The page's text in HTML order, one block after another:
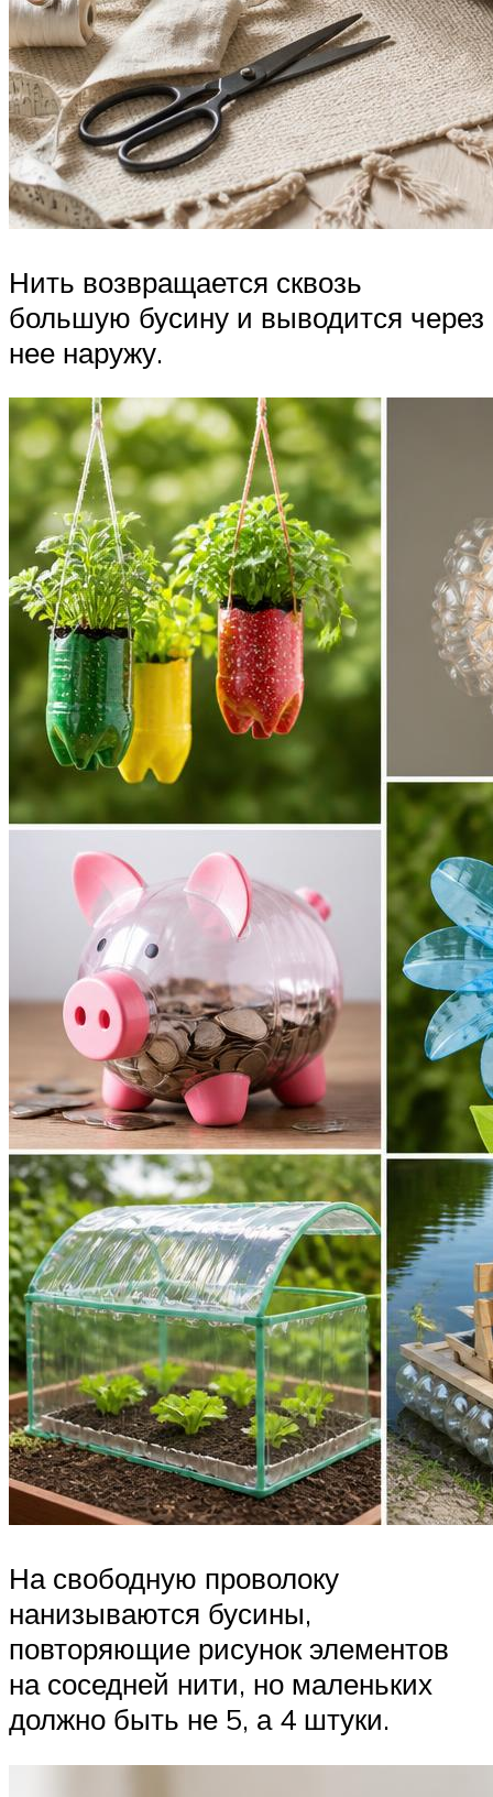
Нить возвращается сквозь
большую бусину и выводится через
нее наружу.
На свободную проволоку
нанизываются бусины,
повторяющие рисунок элементов
на соседней нити, но маленьких
должно быть не 5, а 4 штуки.